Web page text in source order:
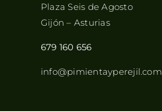
Plaza Seis de Agosto
Gijón – Asturias
679 160 656
info@pimientayperejil.com